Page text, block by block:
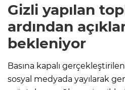
Gizli yapılan
ardından
bekleniyor
Basına kapalı
sosyal medyada yayılarak